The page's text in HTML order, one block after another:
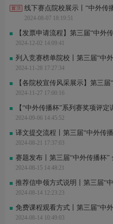
线下赛点院校展示丨“中外传
2024-08-07 18:19:51
【发票申请流程】第三届“中外
2024-12-02 14:09:41
2024-11-28 17:27:34
2024-11-27 17:00:16
【“中外传播杯”系列赛奖项评
2024-09-06 14:45:52
译文提交流程丨第三届“中外传
2024-08-21 17:37:03
赛题发布丨第三届“中外传播杯”
2024-08-15 14:48:21
2024-08-14 12:23:23
2024-08-14 10:49:03